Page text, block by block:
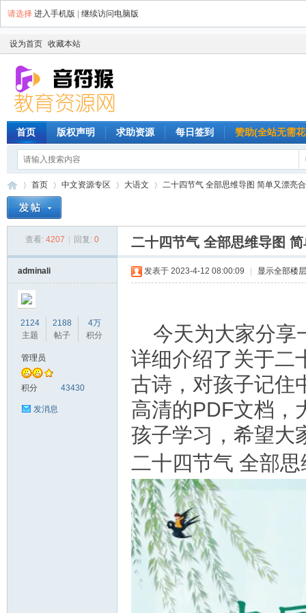
请选择 进入手机版 继续访问电脑版
设为首页 收藏本站
首页 版权声明 求助资源 每日签到 赞助(全站无需
首页
›
中文资源专区 大语文
›
二十四节气 全部思维导图 简单又漂亮
查看: 4207 回复: 0 二十四节气 全部思维导图
adminali
2124
主题
2188
帖子
4万
积分
管理员
积分 43430
发消息
发表于 2023-4-12 08:00:09 显示全部楼层
今天为大家分享
详细介绍了关于二
古诗，对孩子记住
高清的PDF文档，
孩子学习，希望大
二十四节气 全部